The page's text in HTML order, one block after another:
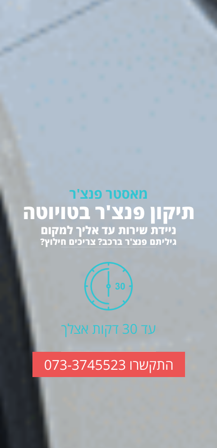
מאסטר פנצ'ר
תיקון פנצ'ר בטויוטה
ניידת שירות עד אליך למקום
גיליתם פנצ'ר ברכב? צריכים חילוץ?
עד 30 דקות אצלך
התקשרו 073-3745523